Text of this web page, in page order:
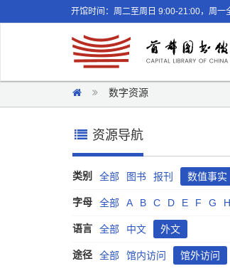
开馆时间：周二至周日 9:00-21:00，周一
数字资源
资源导航
类别 全部 图书 报刊 数值事实
字母 全部 A B C D E F G H
语言 全部 中文 外文
途径 全部 馆内访问 馆外访问